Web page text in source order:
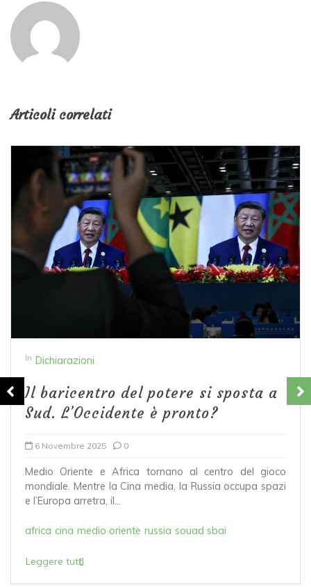
Articoli correlati
In Dichiarazioni
Il baricentro del potere si sposta a
Sud. L’Occidente è pronto?
6 Novembre 2025 0
Medio Oriente e Africa tornano al centro del gioco
mondiale. Mentre la Cina media, la Russia occupa spazi
e l’Europa arretra, il...
africa cina medio oriente russia souad sbai
Leggere tutti